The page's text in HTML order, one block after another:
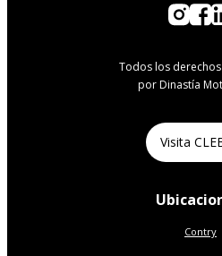
Todos los
por Dinastía
Visita
Contry